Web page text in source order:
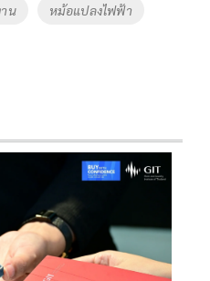
น หม้อแปลงไฟฟ้า